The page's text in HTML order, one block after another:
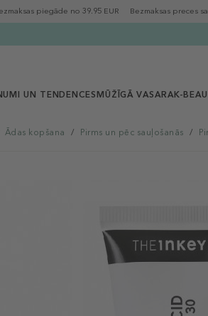
piegāde no 39.95 EUR Bezmaksas preces
UN TENDENCES MŪŽĪGĀ VASARAK-
Ādas kopšana / Pirms un pēc sauļošanās /